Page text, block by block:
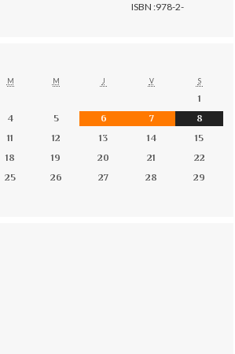
ISBN :978-2-
M M J V S
1
4 5 6 7
8
11 12 13 14
15
18 19 20 21
22
25 26 27 28
29